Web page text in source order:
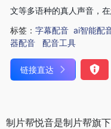
文等多语种的真人声音，
标签： 字幕配音 ai智能配
器配音
配音工具
链接直达
制片帮悦音是制片帮旗